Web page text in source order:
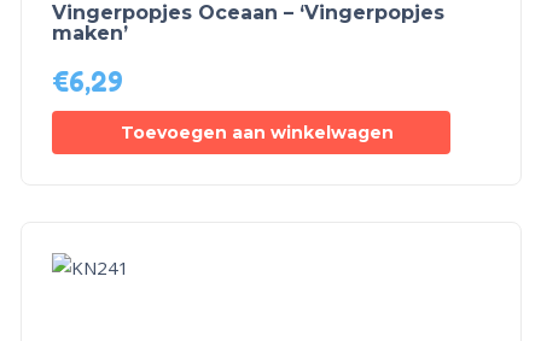
Vingerpopjes Oceaan – ‘Vingerpopjes
maken’
€6,29
Toevoegen aan winkelwagen